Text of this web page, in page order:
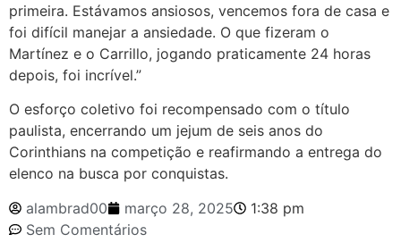
primeira. Estávamos ansiosos, vencemos fora de casa e
foi difícil manejar a ansiedade. O que fizeram o
Martínez e o Carrillo, jogando praticamente 24 horas
depois, foi incrível.”
O esforço coletivo foi recompensado com o título
paulista, encerrando um jejum de seis anos do
Corinthians na competição e reafirmando a entrega do
elenco na busca por conquistas.
alambrad00
março 28, 2025
1:38 pm
Sem Comentários